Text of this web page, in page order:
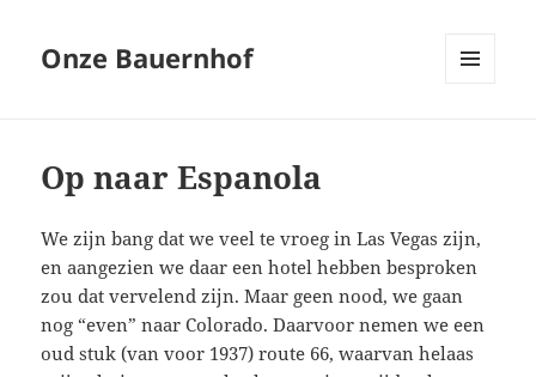
Onze Bauernhof
Op naar Espanola
We zijn bang dat we veel te vroeg in Las Vegas zijn,
en aangezien we daar een hotel hebben besproken
zou dat vervelend zijn. Maar geen nood, we gaan
nog “even” naar Colorado. Daarvoor nemen we een
oud stuk (van voor 1937) route 66, waarvan helaas